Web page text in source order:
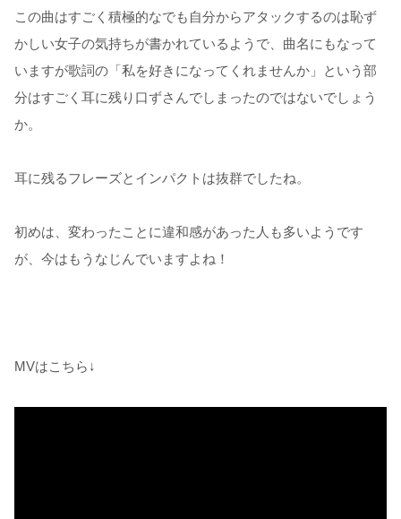
この曲はすごく積極的なでも自分からアタックするのは恥ず
かしい女子の気持ちが書かれているようで、曲名にもなって
いますが歌詞の「私を好きになってくれませんか」という部
分はすごく耳に残り口ずさんでしまったのではないでしょう
か。
耳に残るフレーズとインパクトは抜群でしたね。
初めは、変わったことに違和感があった人も多いようです
が、今はもうなじんでいますよね！
MVはこちら↓